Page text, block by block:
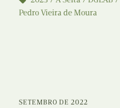
Pedro Vieira de Moura
SETEMBRO DE 2022